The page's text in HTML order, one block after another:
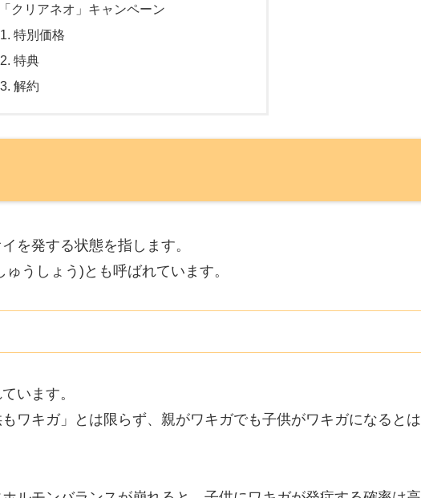
「クリアネオ」キャンペーン
特別価格
特典
解約
を発する状態を指します。
うしょう)とも呼ばれています。
います。
ワキガ」とは限らず、親がワキガでも子供がワキガになるとは